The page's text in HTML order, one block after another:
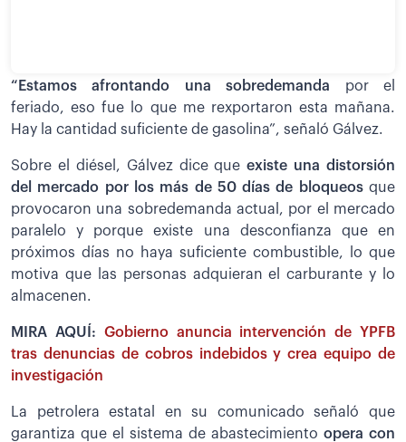
“Estamos afrontando una sobredemanda por el
feriado, eso fue lo que me rexportaron esta mañana.
Hay la cantidad suficiente de gasolina”, señaló Gálvez.
Sobre el diésel, Gálvez dice queexiste una distorsión
del mercado por los más de 50 días de bloqueos que
provocaron una sobredemanda actual, por el mercado
paralelo y porque existe una desconfianza que en
próximos días no haya suficiente combustible, lo que
motiva que las personas adquieran el carburante y lo
almacenen.
MIRA AQUÍ: Gobierno anuncia intervención de YPFB
tras denuncias de cobros indebidos y crea equipo de
investigación
La petrolera estatal en su comunicado señaló que
garantiza que el sistema de abastecimiento opera con